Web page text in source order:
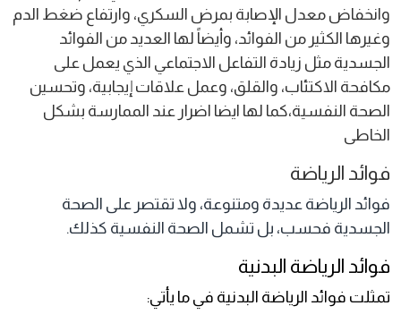
وانخفاض معدل الإصابة بمرض السكري، وارتفاع ضغط الدم
وغيرها الكثير من الفوائد، وأيضاً لها العديد من الفوائد
الجسدية مثل زيادة التفاعل الاجتماعي الذي يعمل على
مكافحة الاكتئاب، والقلق، وعمل علاقات إيجابية، وتحسين
الصحة النفسية،كما لها ايضا اضرار عند الممارسة بشكل
الخاطى
فوائد الرياضة
فوائد الرياضة عديدة ومتنوعة، ولا تقتصر على الصحة
الجسدية فحسب، بل تشمل الصحة النفسية كذلك.
فوائد الرياضة البدنية
تمثلت فوائد الرياضة البدنية في ما يأتي: